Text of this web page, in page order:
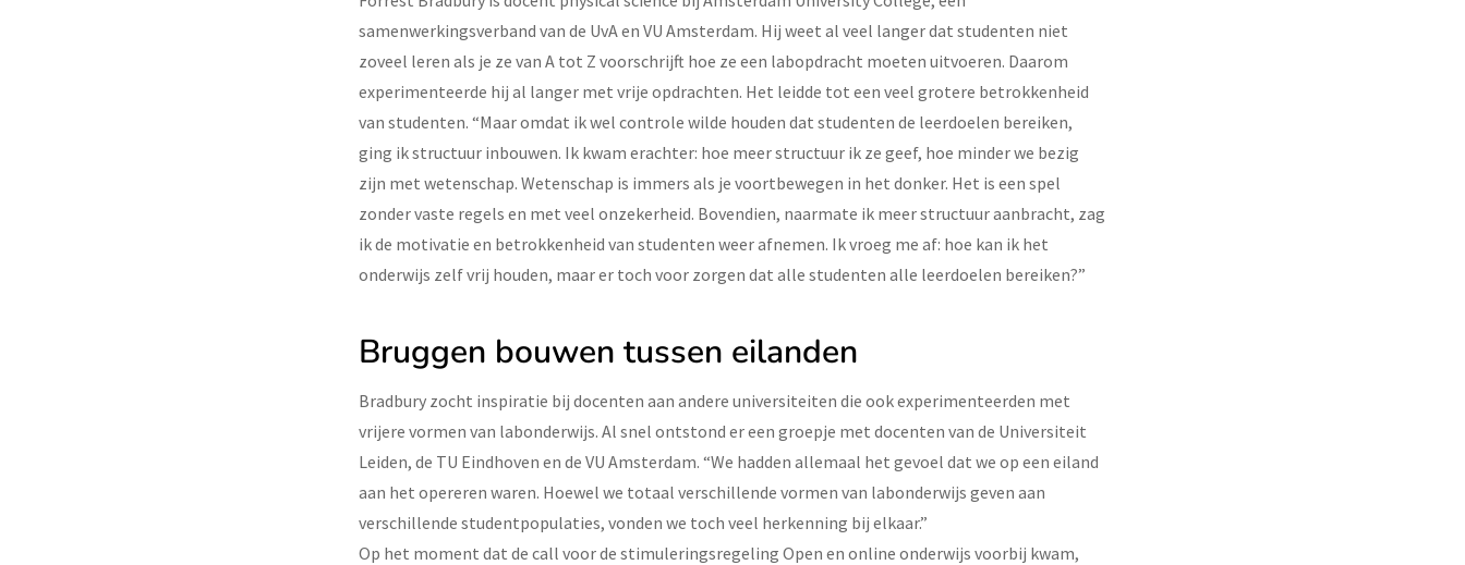
samenwerkingsverband van de UvA en VU Amsterdam. Hij weet al veel langer dat studenten niet
zoveel leren als je ze van A tot Z voorschrijft hoe ze een labopdracht moeten uitvoeren. Daarom
experimenteerde hij al langer met vrije opdrachten. Het leidde tot een veel grotere betrokkenheid
van studenten. “Maar omdat ik wel controle wilde houden dat studenten de leerdoelen bereiken,
ging ik structuur inbouwen. Ik kwam erachter: hoe meer structuur ik ze geef, hoe minder we bezig
zijn met wetenschap. Wetenschap is immers als je voortbewegen in het donker. Het is een spel
zonder vaste regels en met veel onzekerheid. Bovendien, naarmate ik meer structuur aanbracht, zag
ik de motivatie en betrokkenheid van studenten weer afnemen. Ik vroeg me af: hoe kan ik het
onderwijs zelf vrij houden, maar er toch voor zorgen dat alle studenten alle leerdoelen bereiken?”
Bruggen bouwen tussen eilanden
Bradbury zocht inspiratie bij docenten aan andere universiteiten die ook experimenteerden met
vrijere vormen van labonderwijs. Al snel ontstond er een groepje met docenten van de Universiteit
Leiden, de TU Eindhoven en de VU Amsterdam. “We hadden allemaal het gevoel dat we op een eiland
aan het opereren waren. Hoewel we totaal verschillende vormen van labonderwijs geven aan
verschillende studentpopulaties, vonden we toch veel herkenning bij elkaar.”
Op het moment dat de call voor de stimuleringsregeling Open en online onderwijs voorbij kwam,